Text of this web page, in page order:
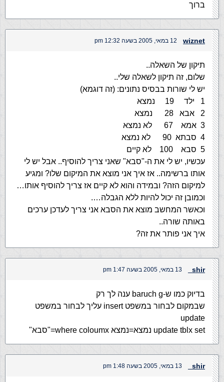
ברוך
wiznet 12 במאי, 2005 בשעה 12:32 pm
תיקון של השאלה..
שלום, זה תיקון לשאלה שלי..
יש לי שורות בבסיס נתונים: (זה דוגמא)
1 ילד 19 נמצא
2 אבא 28 נמצא
3 אמא 67 לא נמצא
4 סבתא 90 לא נמצא
5 סבא 100 לא קיים
עכשיו, יש לי את ה-"סבא" שאני צריך להוסיף.. אבל יש לי
אותו ברשימה.. אז איך אני מוצא את המיקום שלו? ומגיע
למיקום הזה? ובמידה והוא לא קיים אז צריך להוסיף אותו…
וכמובן זה יכול להיות ללא הגבלה….
וכאשר המחשב מוצא את הסבא אני צריך לעדכן ערכים
באותה שורה..
איך אני פותר את זה?
shir_ 13 במאי, 2005 בשעה 1:47 pm
בדיוק כמו ש-baruch g ענה לך רק
שבמקום לבחור במשפט insert עליך לבחור במשפט
update
update tblx set נמצא=נמצא where coloumx="סבא"
shir_ 13 במאי, 2005 בשעה 1:48 pm